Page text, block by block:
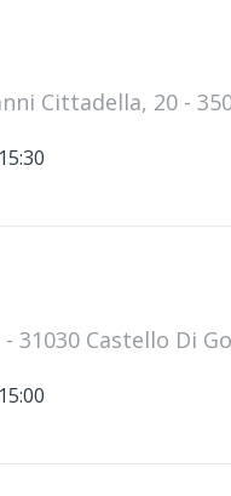
Cittadella, 20 -
31030 Castello Di